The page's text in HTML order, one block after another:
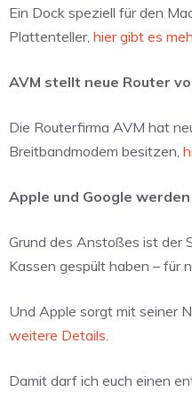
Ein Dock speziell für den
Plattenteller, hier gibt es
AVM stellt neue Router
Die Routerfirma AVM hat
Breitbandmodem besitzen,
Apple und Google
Grund des Anstoßes ist der
Kassen gespült haben – für
Und Apple sorgt mit seiner
weitere Details
Damit darf ich euch einen